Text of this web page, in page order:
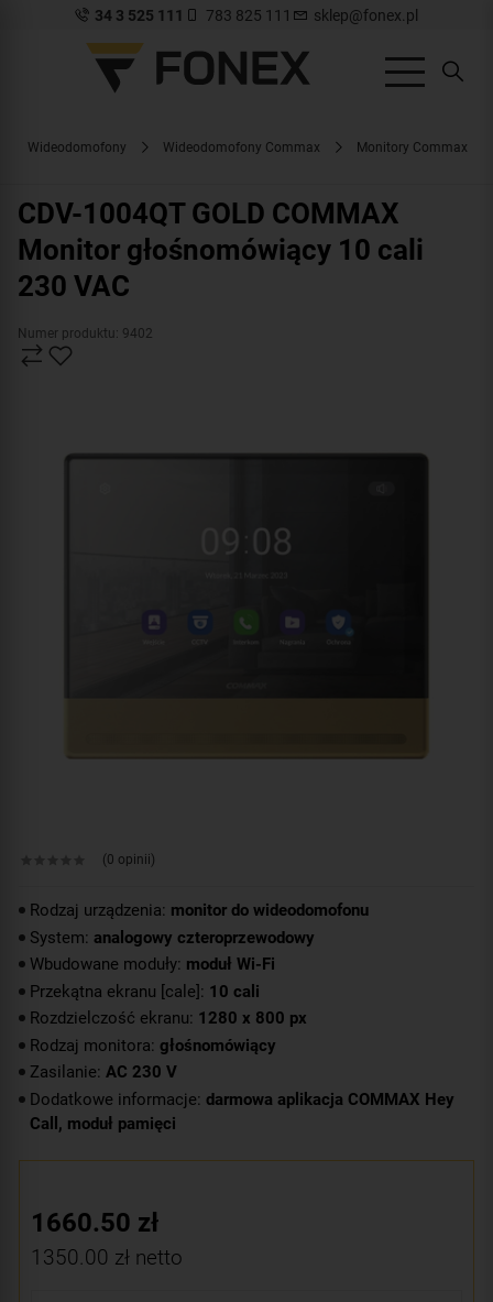
34 3 525 111 783 825 111 sklep@fonex.pl
Wideodomofony Wideodomofony Commax Monitory Commax
CDV-1004QT GOLD COMMAX
Monitor głośnomówiący 10 cali
230 VAC
Numer produktu: 9402
(0 opinii)
Rodzaj urządzenia: monitor do wideodomofonu
System: analogowy czteroprzewodowy
Wbudowane moduły: moduł Wi-Fi
Przekątna ekranu [cale]: 10 cali
Rozdzielczość ekranu: 1280 x 800 px
Rodzaj monitora: głośnomówiący
Zasilanie: AC 230 V
Dodatkowe informacje: darmowa aplikacja COMMAX Hey
Call, moduł pamięci
1660.50 zł
1350.00 zł netto